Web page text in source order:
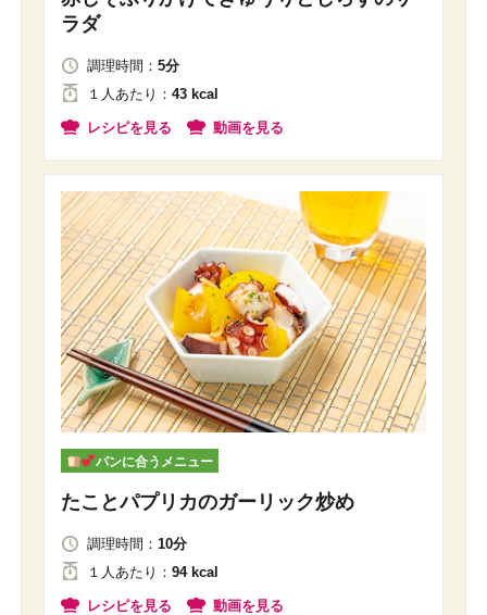
ラダ
調理時間： 5分
１人 あたり ： 43 kcal
レシピを見る 動画を見る
パンに合うメニュー
たことパプリカのガーリック炒め
調理時間： 10分
１人 あたり ： 94 kcal
レシピを見る 動画を見る